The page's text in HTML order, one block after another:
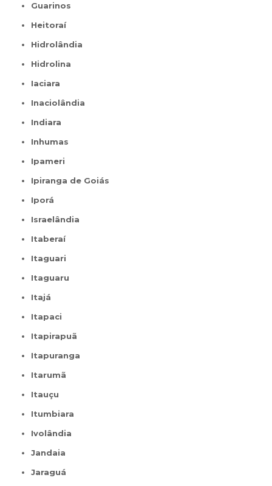
Guarinos
Heitoraí
Hidrolândia
Hidrolina
Iaciara
Inaciolândia
Indiara
Inhumas
Ipameri
Ipiranga de Goiás
Iporá
Israelândia
Itaberaí
Itaguari
Itaguaru
Itajá
Itapaci
Itapirapuã
Itapuranga
Itarumã
Itauçu
Itumbiara
Ivolândia
Jandaia
Jaraguá